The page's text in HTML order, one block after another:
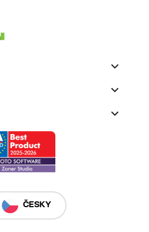
ČESKY